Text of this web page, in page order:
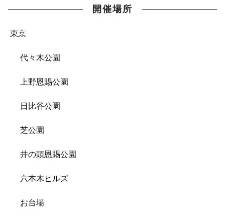
開催場所
東京
代々木公園
上野恩賜公園
日比谷公園
芝公園
井の頭恩賜公園
六本木ヒルズ
お台場